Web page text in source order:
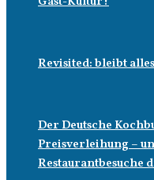
Revisited: bleibt
Der Deutsche
Preisverleihung –
Restaurantbesuche